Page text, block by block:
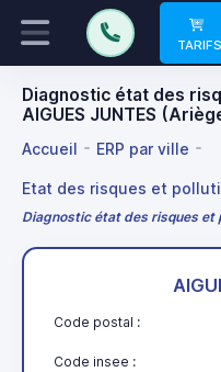
TARIFS
Diagnostic état des
AIGUES JUNTES
Accueil ERP par ville
Etat des risques et
Diagnostic état des risques et
Code postal :
Code insee :